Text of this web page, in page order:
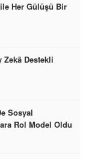
Her Gülüşü Bir
Zekâ Destekli
Sosyal
Rol Model Oldu